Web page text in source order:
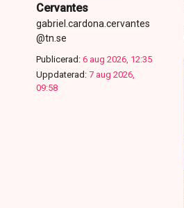
Cervantes
gabriel.cardona.cervantes
@tn.se
Publicerad: 6 aug 2026, 12:35
Uppdaterad: 7 aug 2026,
09:58